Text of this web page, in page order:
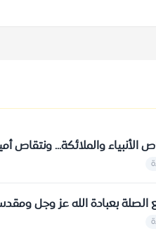
الأنبياء والملائكة... ونتقاص
الصلة بعبادة الله عز وجل